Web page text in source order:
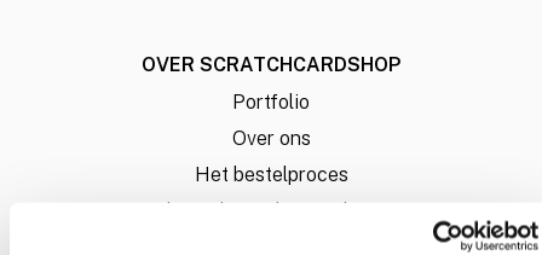
OVER SCRATCHCARDSHOP
Portfolio
Over ons
Het bestelproces
Hoe lever ik mijn bestanden aan?